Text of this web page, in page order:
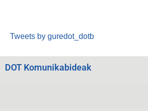
Tweets by guredot_dotb
DOT Komunikabideak